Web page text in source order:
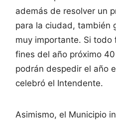
además de resolver un
para la ciudad, también
muy importante. Si todo
fines del año próximo
podrán despedir el año
celebró el Intendente.
Asimismo, el Municipio